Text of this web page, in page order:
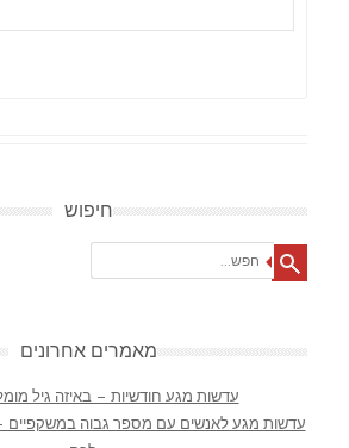
חיפוש
מאמרים אחרונים
עדשות מגע חודשיות – באיזה גיל
עדשות מגע לאנשים עם מספר גבוה במשקפיים